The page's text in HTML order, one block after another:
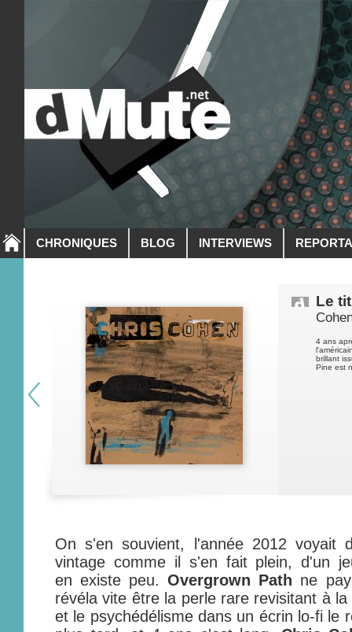
CHRONIQUES BLOG INTERVIEWS
Le
4 ans
brillant
Pine est
On s'en souvient, l'année 2012 voyait
vintage comme il s'en fait plein, d'un
en existe peu.Overgrown Path ne
révéla vite être la perle rare revisitant à
et le psychédélisme dans un écrin lo-fi le